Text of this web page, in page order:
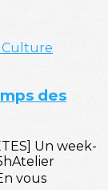
Culture
des
Un week-
vous